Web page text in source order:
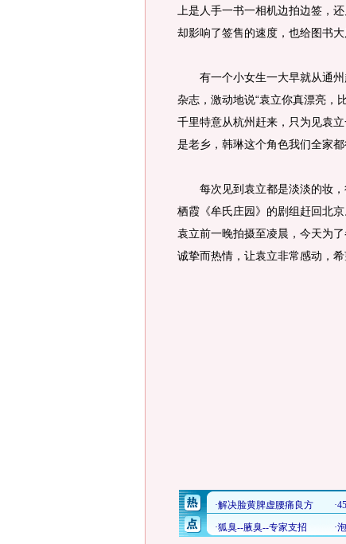
上是人手一书一相机边拍边签，
却影响了签售的速度，也给图书
有一个小女生一大早就从通州
杂志，激动地说“袁立你真漂亮，
千里特意从杭州赶来，只为见袁
是老乡，韩琳这个角色我们全家
每次见到袁立都是淡淡的妆，
栖霞《牟氏庄园》的剧组赶回北
袁立前一晚拍摄至凌晨，今天为
诚挚而热情，让袁立非常感动，